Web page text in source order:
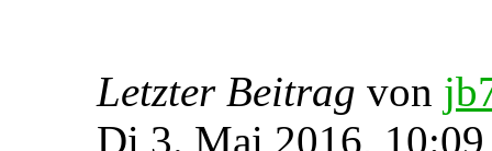
Letzter Beitrag von
Di 3. Mai 2016, 10:09